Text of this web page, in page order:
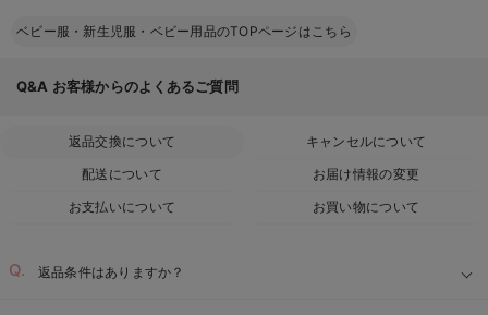
ベビー服・新生児服・ベビー用品のTOPページはこちら
Q&A お客様からのよくあるご質問
返品交換について
キャンセルについて
配送について
お届け情報の変更
お支払いについて
お買い物について
返品条件はありますか？